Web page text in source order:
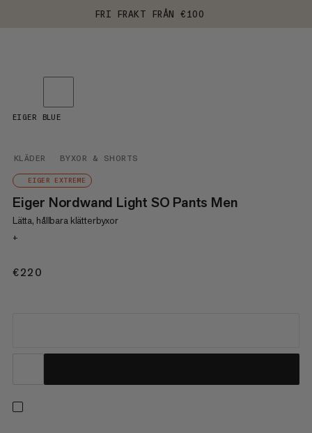
FRI FRAKT FRÅN €100
KLÄDER BYXOR & SHORTS
EIGER EXTREME
Eiger Nordwand Light SO Pants Men
Lätta, hållbara klätterbyxor
+
€220
EIGER BLUE